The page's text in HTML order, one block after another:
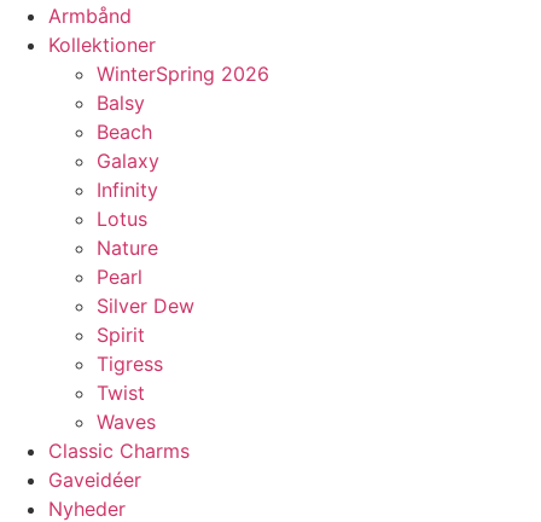
Armbånd
Kollektioner
WinterSpring 2026
Balsy
Beach
Galaxy
Infinity
Lotus
Nature
Pearl
Silver Dew
Spirit
Tigress
Twist
Waves
Classic Charms
Gaveidéer
Nyheder